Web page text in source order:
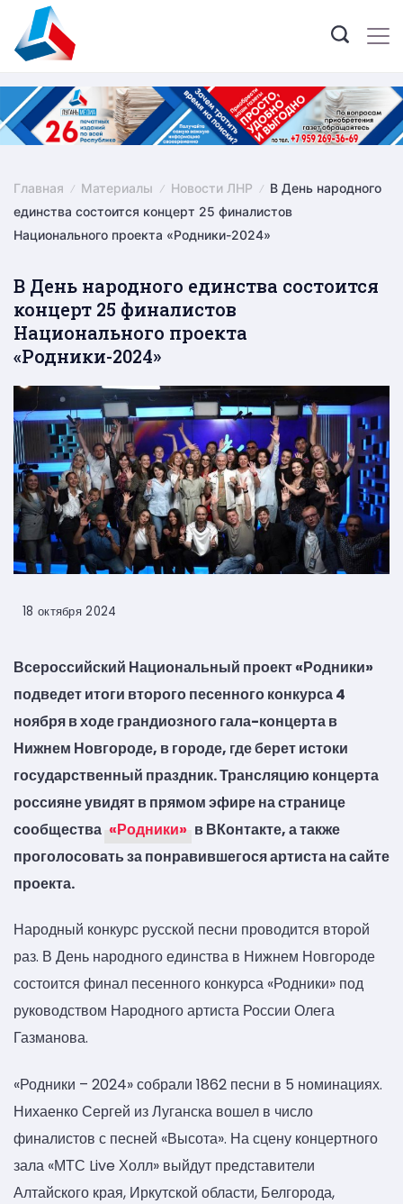
content
Главная Материалы Новости ЛНР
В День народного
единства состоится концерт 25 финалистов
Национального проекта «Родники-2024»
В День народного единства состоится
концерт 25 финалистов
Национального проекта
«Родники-2024»
18 октября 2024
Всероссийский Национальный проект «Родники»
подведет итоги второго песенного конкурса 4
ноября в ходе грандиозного гала-концерта в
Нижнем Новгороде, в городе, где берет истоки
государственный праздник. Трансляцию концерта
россияне увидят в прямом эфире на странице
сообщества «Родники» в ВКонтакте, а также
проголосовать за понравившегося артиста на сайте
проекта.
Народный конкурс русской песни проводится второй
раз. В День народного единства в Нижнем Новгороде
состоится финал песенного конкурса «Родники» под
руководством Народного артиста России Олега
Газманова.
«Родники – 2024» собрали 1862 песни в 5 номинациях.
Нихаенко Сергей из Луганска вошел в число
финалистов с песней «Высота». На сцену концертного
зала «МТС Live Холл» выйдут представители
Алтайского края, Иркутской области, Белгорода,